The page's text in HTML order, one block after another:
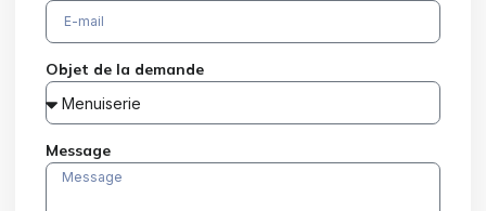
Objet de la demande
Message